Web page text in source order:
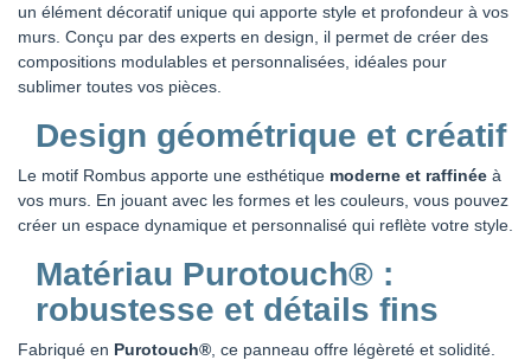
un élément décoratif unique qui apporte style et profondeur à vos
murs. Conçu par des experts en design, il permet de créer des
compositions modulables et personnalisées, idéales pour
sublimer toutes vos pièces.
Design géométrique et créatif
Le motif Rombus apporte une esthétique moderne et raffinée à
vos murs. En jouant avec les formes et les couleurs, vous pouvez
créer un espace dynamique et personnalisé qui reflète votre style.
Matériau Purotouch® :
robustesse et détails fins
Fabriqué en Purotouch® , ce panneau offre légèreté et solidité.